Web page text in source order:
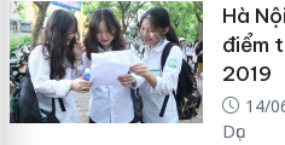
Hà
điểm
2019
14/
Dục